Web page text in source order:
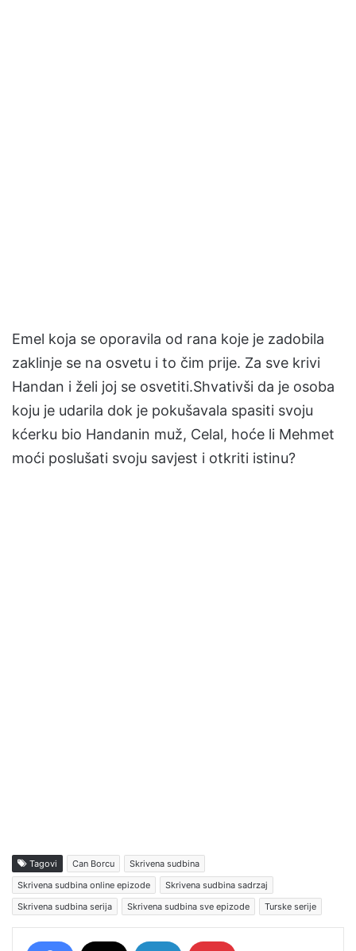
Emel koja se oporavila od rana koje je zadobila
zaklinje se na osvetu i to čim prije. Za sve krivi
Handan i želi joj se osvetiti.Shvativši da je osoba
koju je udarila dok je pokušavala spasiti svoju
kćerku bio Handanin muž, Celal, hoće li Mehmet
moći poslušati svoju savjest i otkriti istinu?
Tagovi Can Borcu
Skrivena sudbina
Skrivena sudbina online epizode
Skrivena sudbina sadrzaj
Skrivena sudbina serija
Skrivena sudbina sve epizode Turske serije